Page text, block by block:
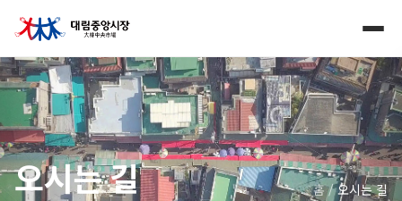
오시는 길 홈/오시는 길